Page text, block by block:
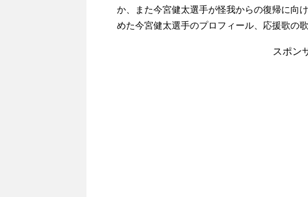
か、また今宮健太選手が怪我からの復帰に向
めた今宮健太選手のプロフィール、応援歌の
スポン